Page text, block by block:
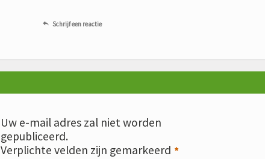
 Schrijf een reactie
Uw e-mail adres zal niet worden
gepubliceerd.
Verplichte velden zijn gemarkeerd *